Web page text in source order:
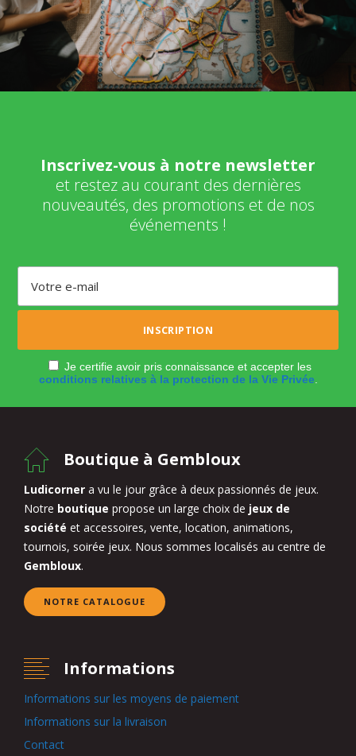
Inscrivez-vous à notre newsletter
et restez au courant des dernières
nouveautés, des promotions et de nos
événements !
Je certifie avoir pris connaissance et accepter les
conditions relatives à la protection de la Vie Privée.
Boutique à Gembloux
Ludicorner a vu le jour grâce à deux passionnés de jeux.
Notre boutique propose un large choix de jeux de
société et accessoires, vente, location, animations,
tournois, soirée jeux. Nous sommes localisés au centre de
Gembloux.
NOTRE CATALOGUE
Informations
Informations sur les moyens de paiement
Informations sur la livraison
Contact